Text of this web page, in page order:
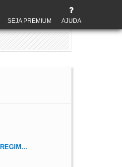
SEJA PREMIUM AJUDA